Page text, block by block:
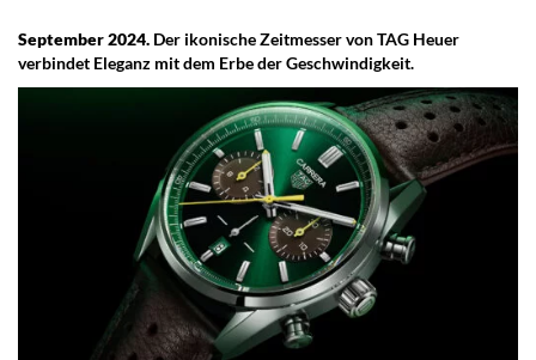
September 2024. Der ikonische Zeitmesser von TAG Heuer
verbindet Eleganz mit dem Erbe der Geschwindigkeit.